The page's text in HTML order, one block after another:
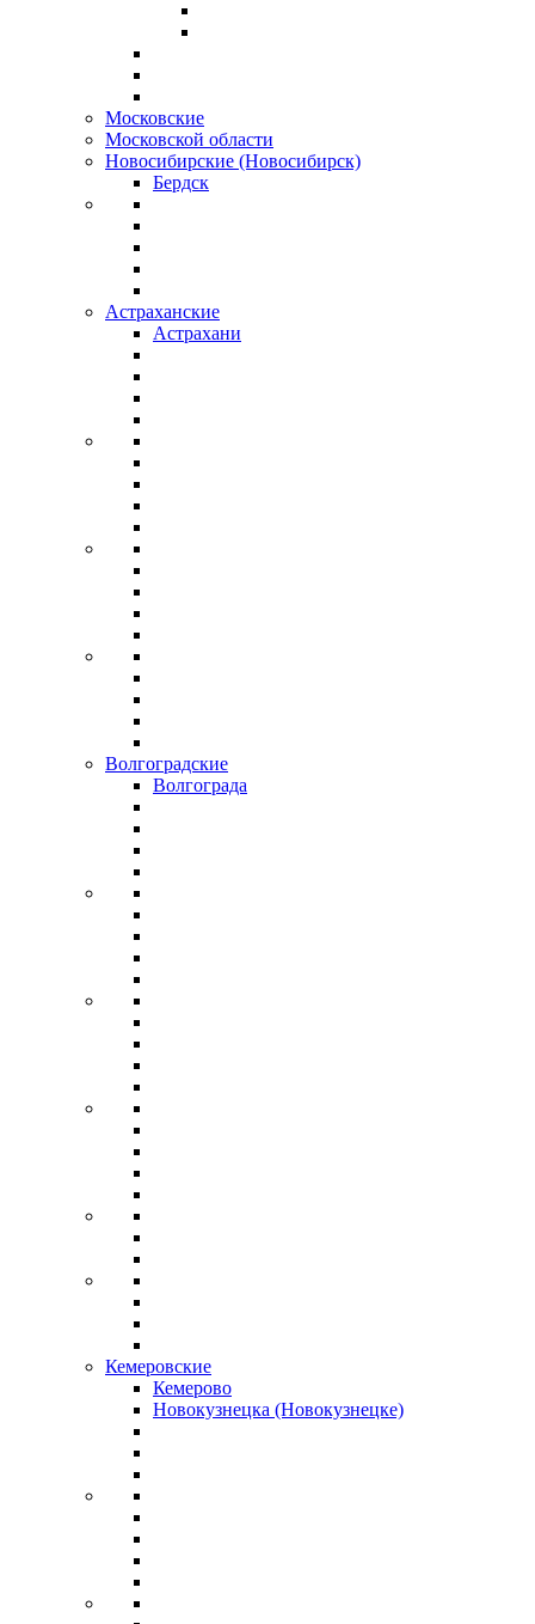
Московские
Московской области
Новосибирские (Новосибирск)
Бердск
Астраханские
Астрахани
Волгоградские
Волгограда
Кемеровские
Кемерово
Новокузнецка (Новокузнецке)